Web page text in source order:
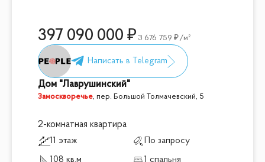
397 090 000 3 676 759 /м²
Дом "Лаврушинский"
Замоскворечье,пер. Большой Толмачевский, 5
2-комнатная квартира
11 этаж
По запросу
108 кв.м
1 спальня